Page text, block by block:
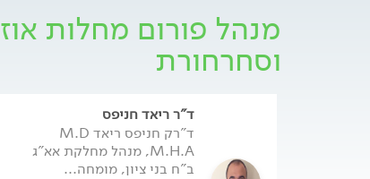
מנהל פורום מחלות
וסחרחורת
ד"ר ריאד חניפס
ד"רק חניפס ריאד M.D
M.H.A, מנהל מחלקת אא"ג
ב"ח בני ציון, מומחה...